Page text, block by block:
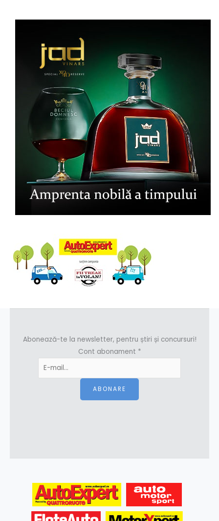
Abonează-te la newsletter, pentru știri și concursuri!
Cont abonament *
ABONARE